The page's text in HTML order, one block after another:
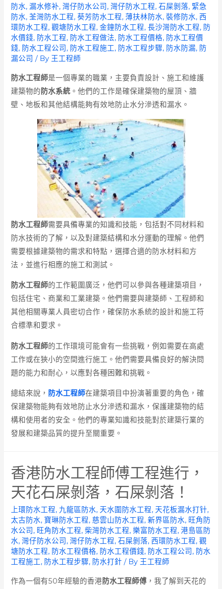
防水,漏水修补,灣仔防水公司 ,灣仔防水工程,石屎剝落, 緊急
防水,荃灣防水工程,葵芳防水工程,薄扶林防水,裝修防水, 西
環防水工程,觀塘防水工程,金鐘防水工程,長沙灣防水工程, 防
水價錢, 防水工程, 防水工程做法, 防水工程價格, 防水工程價
錢, 防水工程公司 , 防水工程施工, 防水工程步驟, 防水防漏, 防
漏公司 / By 王工程師
防水工程師是一個專業的職業，主要負責設計、施工和維護
建築物的防水系統 。他們的工作是確保建築物的屋頂、牆
壁、地板和其他結構能夠有效地防止水分滲透和漏水。
防水工程師需要具備專業的知識和技能，包括對不同材料和
防水技術的了解，以及對建築結構和水分運動的理解。他們
需要根據建築物的需求和特點，選擇合適的防水材料和方
法，並進行相應的施工和測試。
防水工程師的工作範圍廣泛，他們可以參與各種建築項目，
包括住宅、商業和工業建築。他們需要與建築師、工程師和
其他相關專業人員密切合作，確保防水系統的設計和施工符
合標準和要求。
防水工程師的工作環境可能會有一些挑戰，例如需要在高處
工作或在狹小的空間進行施工。他們需要具備良好的解決問
題的能力和耐心，以應對各種困難和挑戰。
總結來說， 防水工程師在建築項目中扮演著重要的角色，確
保建築物能夠有效地防止水分滲透和漏水，保護建築物的結
構和使用者的安全。他們的專業知識和技能對於建築行業的
發展和建築品質的提升至關重要。
香港防水工程師傅工程進行，
天花石屎剝落，石屎剝落！
上環防水工程, 九龍區防水, 天水圍防水工程, 天花板漏水打针,
太古防水, 寶琳防水工程,慈雲山防水工程,新界區防水, 旺角防
水公司 , 旺角防水工程,柴灣防水工程,樂富防水工程,港島區防
水,灣仔防水公司 ,灣仔防水工程,石屎剝落,西環防水工程,觀
塘防水工程, 防水工程價格, 防水工程價錢, 防水工程公司 , 防水
工程施工, 防水工程步驟, 防水打針 / By 王工程師
作為一個有50年經驗的香港防水工程師傅 ，我了解到天花的